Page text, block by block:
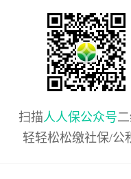
扫描人人保公众号
轻轻松松缴社保/公